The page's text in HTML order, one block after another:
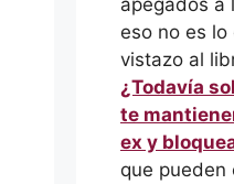
eso no es lo
vistazo al
¿Todavía
te
ex y
que pueden